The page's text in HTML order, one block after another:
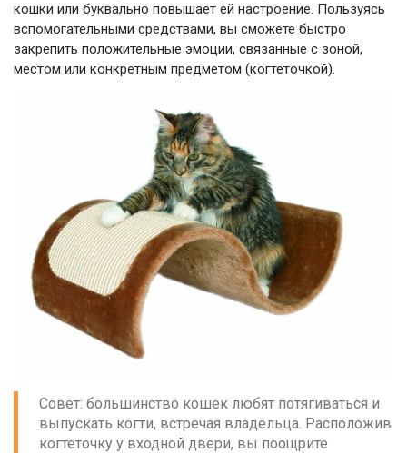
кошки или буквально повышает ей настроение. Пользуясь
вспомогательными средствами, вы сможете быстро
закрепить положительные эмоции, связанные с зоной,
местом или конкретным предметом (когтеточкой).
Совет: большинство кошек любят потягиваться и
выпускать когти, встречая владельца. Расположив
когтеточку у входной двери, вы поощрите